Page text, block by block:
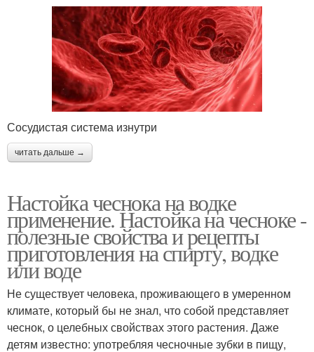
Сосудистая система изнутри
читать дальше →
Настойка чеснока на водке
применение. Настойка на чесноке -
полезные свойства и рецепты
приготовления на спирту, водке
или воде
Не существует человека, проживающего в умеренном
климате, который бы не знал, что собой представляет
чеснок, о целебных свойствах этого растения. Даже
детям известно: употребляя чесночные зубки в пищу,